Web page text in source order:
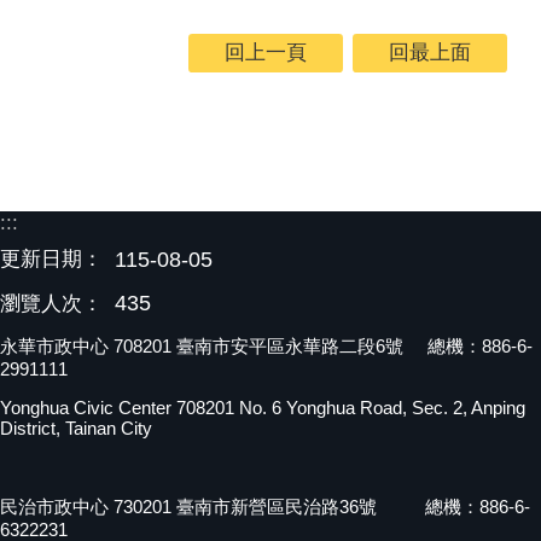
回上一頁 回最上面
:::
更新日期：
115-08-05
瀏覽人次： 435
永華市政中心 708201 臺南市安平區永華路二段6號 總機：886-6-
2991111
Yonghua Civic Center 708201 No. 6 Yonghua Road, Sec. 2, Anping
District, Tainan City
民治市政中心 730201 臺南市新營區民治路36號 總機：886-6-
6322231